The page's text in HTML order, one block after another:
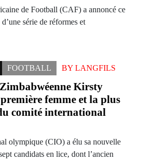
de Football (CAF) a annoncé ce
série de réformes et
FOOTBALL BY LANGFILS
Kirsty
femme et la plus
comité international
olympique (CIO) a élu sa nouvelle
candidats en lice, dont l’ancien